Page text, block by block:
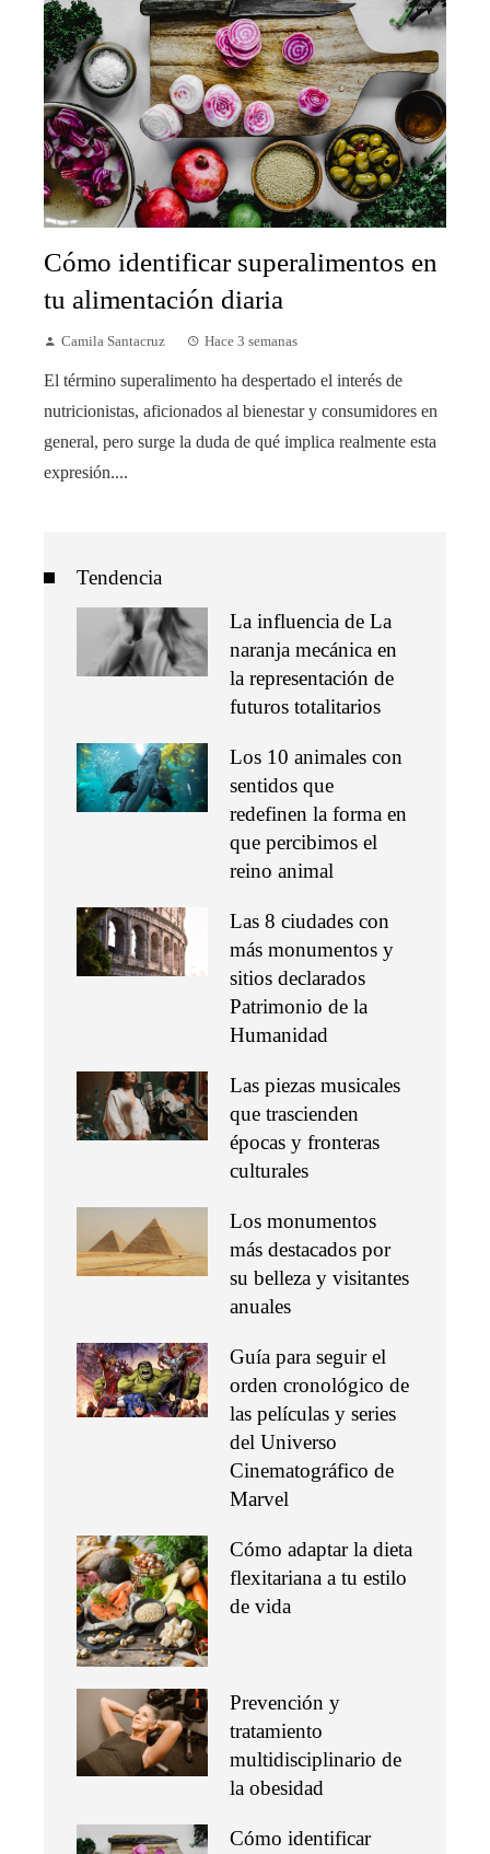
Cómo identificar superalimentos en
tu alimentación diaria
Camila Santacruz Hace 3 semanas
El término superalimento ha despertado el interés de
nutricionistas, aficionados al bienestar y consumidores en
general, pero surge la duda de qué implica realmente esta
expresión....
Tendencia
La influencia de La
naranja mecánica en
la representación de
futuros totalitarios
Los 10 animales con
sentidos que
redefinen la forma en
que percibimos el
reino animal
Las 8 ciudades con
más monumentos y
sitios declarados
Patrimonio de la
Humanidad
Las piezas musicales
que trascienden
épocas y fronteras
culturales
Los monumentos
más destacados por
su belleza y visitantes
anuales
Guía para seguir el
orden cronológico de
las películas y series
del Universo
Cinematográfico de
Marvel
Cómo adaptar la dieta
flexitariana a tu estilo
de vida
Prevención y
tratamiento
multidisciplinario de
la obesidad
Cómo identificar